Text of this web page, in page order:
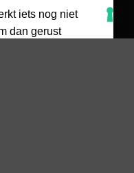
iets nog niet
dan gerust